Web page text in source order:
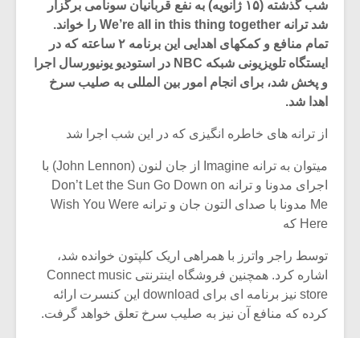
شب گذشته (۱۵ ژانویه) به نفع قربانیان سونامی برگزار
شد ترانه We’re all in this thing together را خواند.
تمام منافع و کمکهای اهدایی این برنامه ۲ ساعته که در
ایستگاه تلویزیونی شبکه NBC در استودیو یونیورسال اجرا
و پخش شد، برای انجام امور بین المللی به صلیب سرخ
اهدا شد.
از ترانه های خاطره انگیزی که در این شب اجرا شد
میتوان به ترانه Imagine از جان لنون (John Lennon) با
اجرای مدونا و ترانه Don’t Let the Sun Go Down on
Me مدونا با صدای التون جان و ترانه Wish You Were
Here که
توسط راجر واترز با همراهی اریک کلپتون خوانده شد،
اشاره کرد. همچنین فروشگاه اینترنتی Connect music
store نیز برنامه ای برای download این کنسرت ارائه
کرده که منافع آن نیز به صلیب سرخ تعلق خواهد گرفت.